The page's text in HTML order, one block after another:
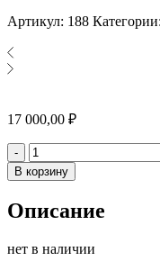
Артикул: 188 Категории:
17 000,00 ₽
- Количество
В корзину
Описание
нет в наличии